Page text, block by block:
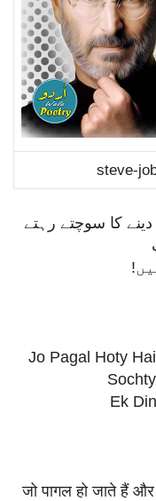
steve-
کا سوچتے رہتے
Jo Pagal Hoty
Ek
जो पागल हो जाते हैं और